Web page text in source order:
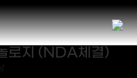
로지 (NDA체결)